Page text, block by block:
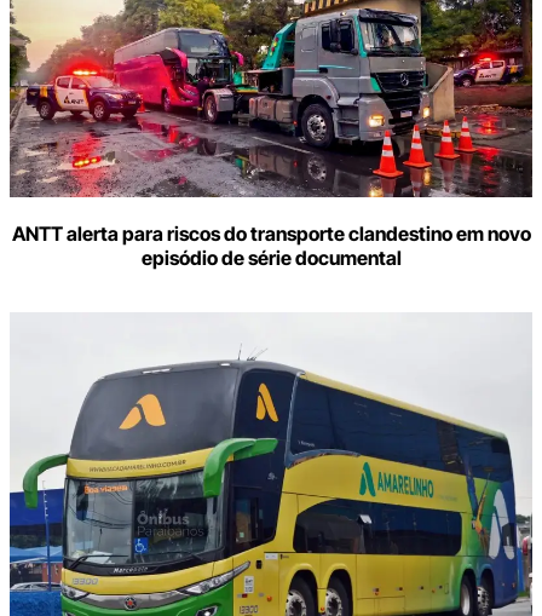
ANTT alerta para riscos do transporte clandestino em novo
episódio de série documental